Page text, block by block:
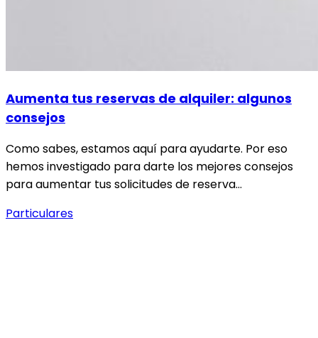
Aumenta tus reservas de alquiler: algunos
consejos
Como sabes, estamos aquí para ayudarte. Por eso
hemos investigado para darte los mejores consejos
para aumentar tus solicitudes de reserva…
Particulares